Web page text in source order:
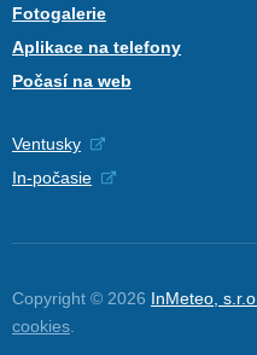
Fotogalerie
Aplikace na telefony
Počasí na web
Ventusky
In-počasie
Copyright © 2026 InMeteo, s.r.o.
cookies